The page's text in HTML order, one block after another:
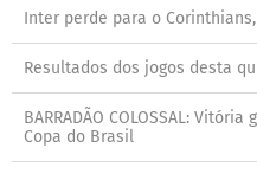
Inter perde para o
Resultados dos jogos desta
BARRADÃO COLOSSAL:
Copa do Brasil